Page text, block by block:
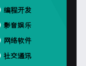
编程开发
影音娱乐
网络软件
社交通讯